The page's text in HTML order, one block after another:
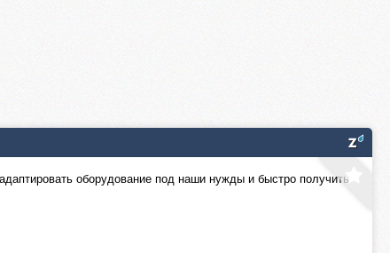
оборудование под наши нужды и быстро получить